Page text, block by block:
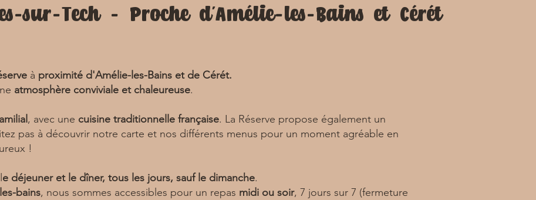
sur-Tech – Proche d’Amélie-les-Bains et Cérét
à proximité d'Amélie-les-Bains et de Cérét.
atmosphère conviviale et chaleureuse.
, avec une cuisine traditionnelle française. La Réserve propose également un
pas à découvrir notre carte et nos différents menus pour un moment agréable en
!
e déjeuner et le dîner, tous les jours, sauf le dimanche.
bains, nous sommes accessibles pour un repas midi ou soir, 7 jours sur 7 (fermeture